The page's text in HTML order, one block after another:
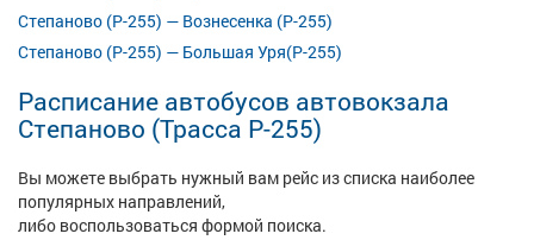
Степаново (Р-255) — Вознесенка (Р-255)
Степаново (Р-255) — Большая Уря(Р-255)
Расписание автобусов автовокзала
Степаново (Трасса Р-255)
Вы можете выбрать нужный вам рейс из списка наиболее
популярных направлений,
либо воспользоваться формой поиска.